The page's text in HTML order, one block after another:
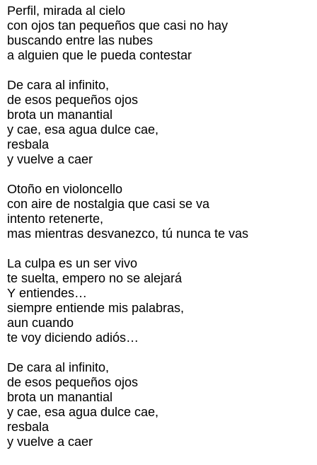
Perfil, mirada al cielo
con ojos tan pequeños que casi no hay
buscando entre las nubes
a alguien que le pueda contestar
De cara al infinito,
de esos pequeños ojos
brota un manantial
y cae, esa agua dulce cae,
resbala
y vuelve a caer
Otoño en violoncello
con aire de nostalgia que casi se va
intento retenerte,
mas mientras desvanezco, tú nunca te vas
La culpa es un ser vivo
te suelta, empero no se alejará
Y entiendes…
siempre entiende mis palabras,
aun cuando
te voy diciendo adiós…
De cara al infinito,
de esos pequeños ojos
brota un manantial
y cae, esa agua dulce cae,
resbala
y vuelve a caer